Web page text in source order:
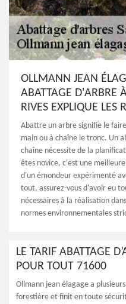
OLLMANN JEAN
ABATTAGE D'ARBRE
RIVES EXPLIQUE LES
Abattre un arbre signifie le
main ou à chaîne le tronc. Un
chaîne nécessite de la
êtes novice, c'est une
d'un émondeur expérimenté
tout, assurez-vous d'avoir eu
nécessaires à la réalisation
normes environnementales
LE TARIF ABATTAGE
POUR TOUT 71600
Ollmann jean élagage a
forestière et finit en toute